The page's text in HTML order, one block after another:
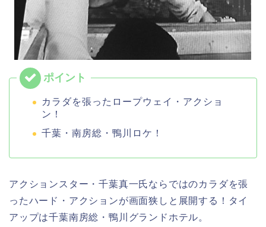
カラダを張ったロープウェイ・アクショ
ン！
千葉・南房総・鴨川ロケ！
アクションスター・千葉真一氏ならではのカラダを張
ったハード・アクションが画面狭しと展開する！タイ
アップは千葉南房総・鴨川グランドホテル。